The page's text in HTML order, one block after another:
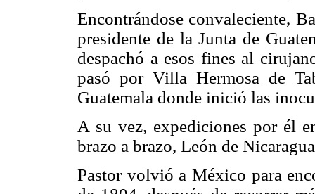
Encontrándose convaleciente,
presidente de la Junta de
despachó a esos fines al
pasó por Villa Hermosa de
Guatemala donde inició las
A su vez, expediciones por él
brazo a brazo, León de
Pastor volvió a México para